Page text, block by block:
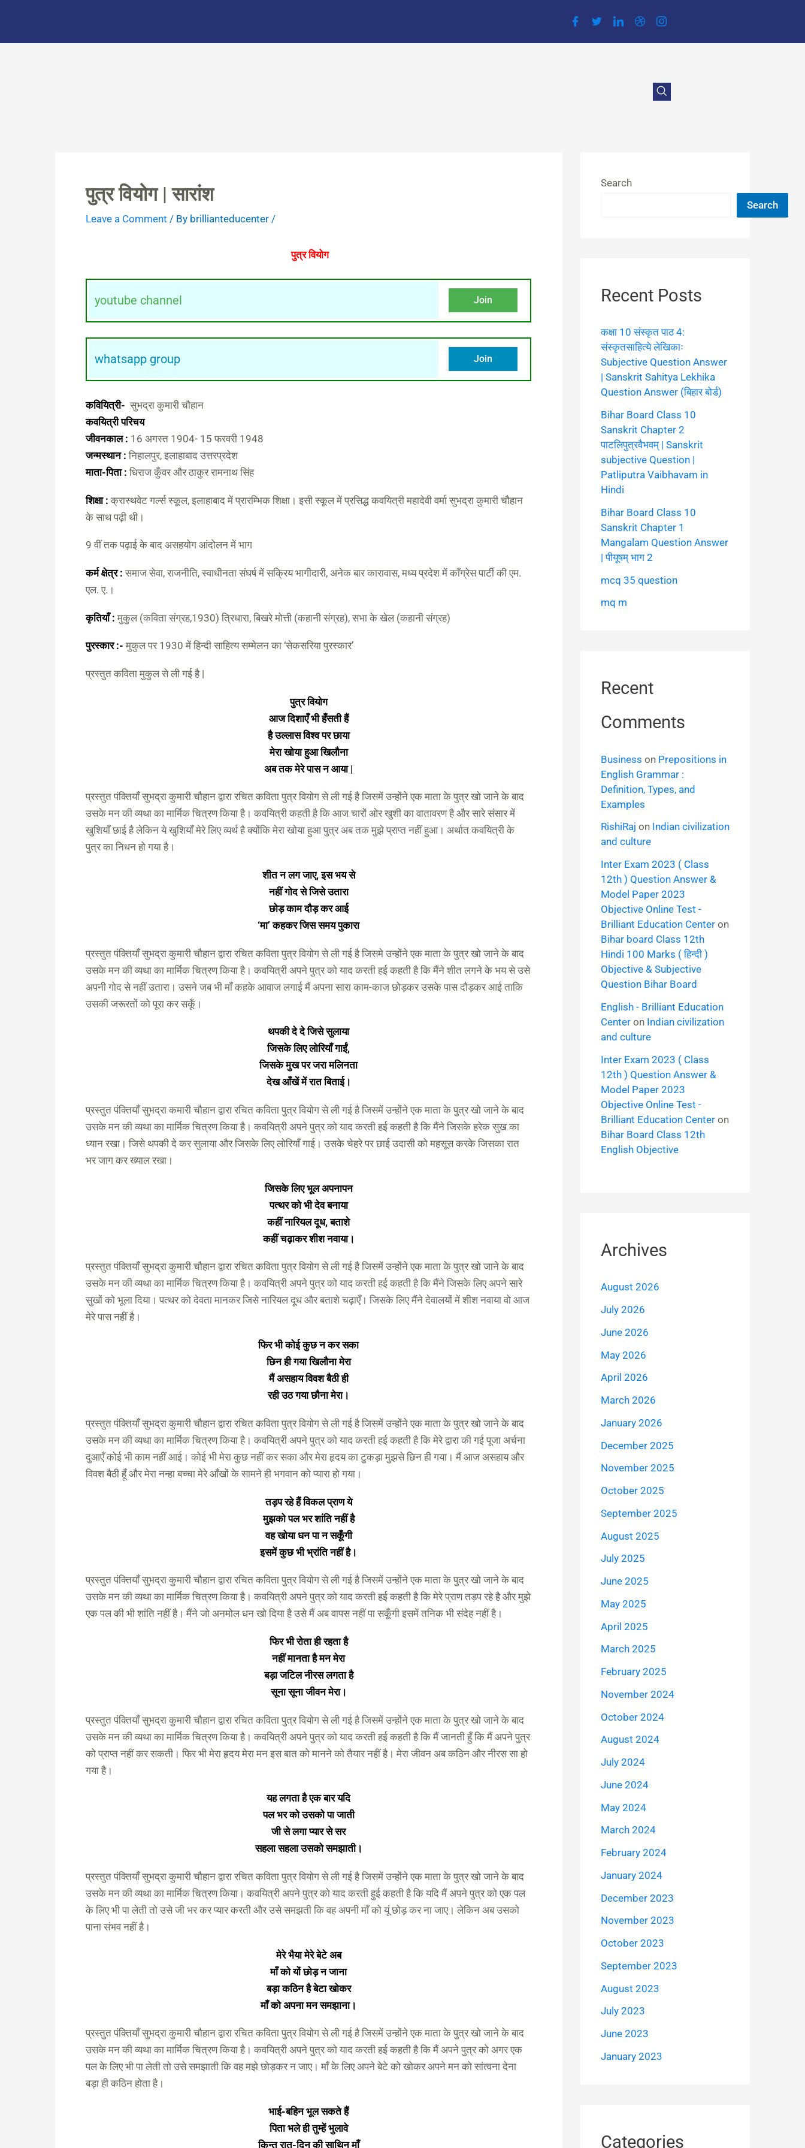
content
पुत्र वियोग | सारांश
Leave a Comment / By brillianteducenter /
पुत्र वियोग
youtube channel Join
whatsapp group Join
कवियित्री- सुभद्रा कुमारी चौहान
कवयित्री परिचय
जीवनकाल : 16 अगस्त 1904- 15 फरवरी 1948
जन्मस्थान : निहालपुर, इलाहाबाद उत्तरप्रदेश
माता-पिता : धिराज कुँवर और ठाकुर रामनाथ सिंह
शिक्षा : क्रास्थवेट गर्ल्स स्कूल, इलाहाबाद में प्रारम्भिक शिक्षा। इसी स्‍कूल में प्रसिद्ध कवयित्री महादेवी वर्मा सुभद्रा कुमारी चौहान
के साथ पढ़ी थी।
9 वीं तक पढ़ाई के बाद असहयोग आंदोलन में भाग
कर्म क्षेत्र : समाज सेवा, राजनीति, स्‍वाधीनता संघर्ष में सक्रिय भागीदारी, अनेक बार कारावास, मध्‍य प्रदेश में काँग्रेस पार्टी की एम.
एल. ए.।
कृतियाँ : मुकुल (कविता संग्रह,1930) त्रिधारा, बिखरे मोत्ती (कहानी संग्रह), सभा के खेल (कहानी संग्रह)
पुरस्कार :- मुकुल पर 1930 में हिन्दी साहित्य सम्मेलन का ‘सेकसरिया पुरस्कार’
प्रस्तुत कविता मुकुल से ली गई है |
पुत्र वियोग
आज दिशाएँ भी हँसती हैं
है उल्लास विश्व पर छाया
मेरा खोया हुआ खिलौना
अब तक मेरे पास न आया |
प्रस्तुत पंक्तियाँ सुभद्रा कुमारी चौहान द्वारा रचित कविता पुत्र वियोग से ली गई है जिसमें उन्होंने एक माता के पुत्र खो जाने के बाद
उसके मन की व्यथा का मार्मिक चित्रण किया है। कवयित्री कहती है कि आज चारों ओर खुशी का वातावरण है और सारे संसार में
खुशियाँ छाई है लेकिन ये खुशियाँ मेरे लिए व्यर्थ है क्योंकि मेरा खोया हुआ पुत्र अब तक मुझे प्राप्त नहीं हुआ। अर्थात कवयित्री के
पुत्र का निधन हो गया है।
शीत न लग जाए, इस भय से
नहीं गोद से जिसे उतारा
छोड़ काम दौड़ कर आई
‘मा’ कहकर जिस समय पुकारा
प्रस्तुत पंक्तियाँ सुभद्रा कुमारी चौहान द्वारा रचित कविता पुत्र वियोग से ली गई है जिसमे उन्होंने एक माता के पुत्र खो जाने के बाद
उसके मन की व्यथा का मार्मिक चित्रण किया है। कवयित्री अपने पुत्र को याद करती हई कहती है कि मैंने शीत लगने के भय से उसे
अपनी गोद से नहीं उतारा। उसने जब भी माँ कहके आवाज लगाई मैं अपना सारा काम-काज छोड़कर उसके पास दौड़कर आई ताकि
उसकी जरूरतों को पूरा कर सकूँ।
थपकी दे दे जिसे सुलाया
जिसके लिए लोरियाँ गाईं,
जिसके मुख पर जरा मलिनता
देख आँखें में रात बिताई।
प्रस्तुत पंक्तियाँ सुभद्रा कमारी चौहान द्वारा रचित कविता पुत्र वियोग से ली गई है जिसमें उन्होंने एक माता के पुत्र खो जाने के बाद
उसके मन की व्यथा का मार्मिक चित्रण किया है। कवयित्री अपने पुत्र को याद करती हई कहती है कि मैंने जिसके हरेक सुख का
ध्यान रखा। जिसे थपकी दे कर सुलाया और जिसके लिए लोरियाँ गाई। उसके चेहरे पर छाई उदासी को महसूस करके जिसका रात
भर जाग कर ख्याल रखा।
जिसके लिए भूल अपनापन
पत्थर को भी देव बनाया
कहीं नारियल दूध, बताशे
कहीं चढ़ाकर शीश नवाया।
प्रस्तुत पंक्तियाँ सुभद्रा कुमारी चौहान द्वारा रचित कविता पुत्र वियोग से ली गई है जिसमें उन्होंने एक माता के पुत्र खो जाने के बाद
उसके मन की व्यथा का मार्मिक चित्रण किया है। कवयित्री अपने पुत्र को याद करती हई कहती है कि मैंने जिसके लिए अपने सारे
सुखों को भूला दिया। पत्थर को देवता मानकर जिसे नारियल दूध और बताशे चढ़ाएँ। जिसके लिए मैंने देवालयों में शीश नवाया वो आज
मेरे पास नहीं है।
फिर भी कोई कुछ न कर सका
छिन ही गया खिलौना मेरा
मैं असहाय विवश बैठी ही
रही उठ गया छौना मेरा।
प्रस्तुत पंक्तियाँ सुभद्रा कुमारी चौहान द्वारा रचित कविता पुत्र वियोग से ली गई है जिसमें उन्होंने एक माता के पुत्र खो जाने के बाद
उसके मन की व्यथा का मार्मिक चित्रण किया है। कवयित्री अपने पुत्र को याद करती हई कहती है कि मेरे द्वारा की गई पूजा अर्चना
दुआएँ कोई भी काम नहीं आई। कोई भी मेरा कुछ नहीं कर सका और मेरा हृदय का टुकड़ा मुझसे छिन ही गया। मैं आज असहाय और
विवश बैठी हूँ और मेरा नन्हा बच्चा मेरे आँखों के सामने ही भगवान को प्यारा हो गया।
तड़प रहे हैं विकल प्राण ये
मुझको पल भर शांति नहीं है
वह खोया धन पा न सकूँगी
इसमें कुछ भी भ्रांति नहीं है।
प्रस्तुत पंक्तियाँ सुभद्रा कुमारी चौहान द्वारा रचित कविता पुत्र वियोग से ली गई है जिसमें उन्होंने एक माता के पुत्र खो जाने के बाद
उसके मन की व्यथा का मार्मिक चित्रण किया है। कवयित्री अपने पुत्र को याद करती हई कहती है कि मेरे प्राण तड़प रहे है और मुझे
एक पल की भी शांति नहीं है। मैंने जो अनमोल धन खो दिया है उसे मैं अब वापस नहीं पा सकूँगी इसमें तनिक भी संदेह नहीं है।
फिर भी रोता ही रहता है
नहीं मानता है मन मेरा
बड़ा जटिल नीरस लगता है
सूना सूना जीवन मेरा।
प्रस्तुत पंक्तियाँ सुभद्रा कुमारी चौहान द्वारा रचित कविता पुत्र वियोग से ली गई है जिसमें उन्होंने एक माता के पुत्र खो जाने के बाद
उसके मन की व्यथा का मार्मिक चित्रण किया है। कवयित्री अपने पुत्र को याद करती हई कहती है कि मैं जानती हुँ कि मैं अपने पुत्र
को प्राप्त नहीं कर सकती। फिर भी मेरा हृदय मेरा मन इस बात को मानने को तैयार नहीं है। मेरा जीवन अब कठिन और नीरस सा हो
गया है।
यह लगता है एक बार यदि
पल भर को उसको पा जाती
जी से लगा प्यार से सर
सहला सहला उसको समझाती।
प्रस्तुत पंक्तियाँ सुभद्रा कुमारी चौहान द्वारा रचित कविता पुत्र वियोग से ली गई है जिसमें उन्होंने एक माता के पुत्र खो जाने के बाद
उसके मन की व्यथा का मार्मिक चित्रण किया। कवयित्री अपने पुत्र को याद करती हुई कहती है कि यदि मैं अपने पुत्र को एक पल
के लिए भी पा लेती तो उसे जी भर कर प्यार करती और उसे समझती कि वह अपनी माँ को यूं छोड़ कर ना जाए। लेकिन अब उसको
पाना संभव नहीं है।
मेरे भैया मेरे बेटे अब
माँ को यों छोड़ न जाना
बड़ा कठिन है बेटा खोकर
माँ को अपना मन समझाना।
प्रस्तुत पंक्तियाँ सुभद्रा कुमारी चौहान द्वारा रचित कविता पुत्र वियोग से ली गई है जिसमें उन्होंने एक माता के पुत्र खो जाने के बाद
उसके मन की व्यथा का मार्मिक चित्रण किया है। कवयित्री अपने पुत्र को याद करती हई कहती है कि मैं अपने पुत्र को अगर एक
पल के लिए भी पा लेती तो उसे समझाती कि वह मझे छोड़कर न जाए। माँ के लिए अपने बेटे को खोकर अपने मन को सांत्वना देना
बड़ा ही कठिन होता है।
भाई-बहिन भूल सकते हैं
पिता भले ही तुम्हें भुलावे
किन्तु रात-दिन की साथिन माँ
Search
Search
Recent Posts
कक्षा 10 संस्कृत पाठ 4:
संस्कृतसाहित्ये लेखिकाः
Subjective Question Answer
| Sanskrit Sahitya Lekhika
Question Answer (बिहार बोर्ड)
Bihar Board Class 10
Sanskrit Chapter 2
पाटलिपुत्रवैभवम् | Sanskrit
subjective Question |
Patliputra Vaibhavam in
Hindi
Bihar Board Class 10
Sanskrit Chapter 1
Mangalam Question Answer
| पीयूषम् भाग 2
mcq 35 question
mq m
Recent
Comments
Business on Prepositions in
English Grammar :
Definition, Types, and
Examples
RishiRaj on Indian civilization
and culture
Inter Exam 2023 ( Class
12th ) Question Answer &
Model Paper 2023
Objective Online Test -
Brilliant Education Centeron
Bihar board Class 12th
Hindi 100 Marks ( हिन्दी )
Objective & Subjective
Question Bihar Board
English - Brilliant Education
Centeron Indian civilization
and culture
Inter Exam 2023 ( Class
12th ) Question Answer &
Model Paper 2023
Objective Online Test -
Brilliant Education Centeron
Bihar Board Class 12th
English Objective
Archives
August 2026
July 2026
June 2026
May 2026
April 2026
March 2026
January 2026
December 2025
November 2025
October 2025
September 2025
August 2025
July 2025
June 2025
May 2025
April 2025
March 2025
February 2025
November 2024
October 2024
August 2024
July 2024
June 2024
May 2024
March 2024
February 2024
January 2024
December 2023
November 2023
October 2023
September 2023
August 2023
July 2023
June 2023
January 2023
Categories